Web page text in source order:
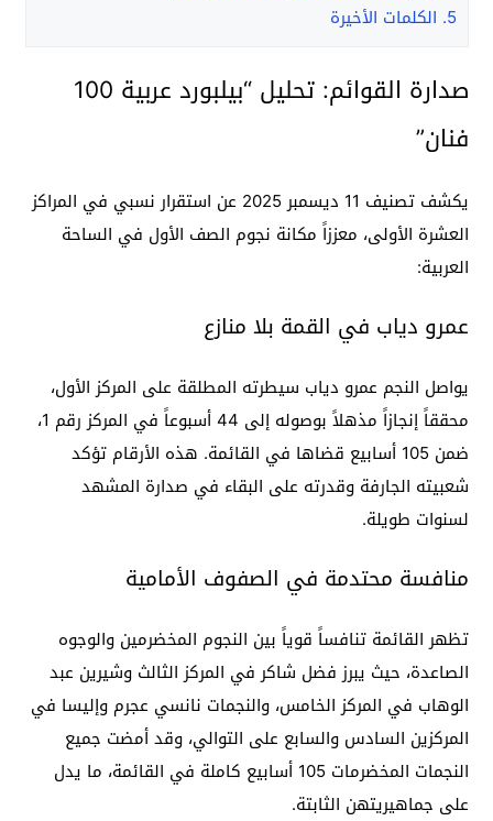
5. الكلمات الأخيرة
صدارة القوائم: تحليل “بيلبورد عربية 100
فنان”
يكشف تصنيف 11 ديسمبر 2025 عن استقرار نسبي في المراكز
العشرة الأولى، معززاً مكانة نجوم الصف الأول في الساحة
العربية:
عمرو دياب في القمة بلا منازع
يواصل النجم عمرو دياب سيطرته المطلقة على المركز الأول،
محققاً إنجازاً مذهلاً بوصوله إلى 44 أسبوعاً في المركز رقم 1،
ضمن 105 أسابيع قضاها في القائمة. هذه الأرقام تؤكد
شعبيته الجارفة وقدرته على البقاء في صدارة المشهد
لسنوات طويلة.
منافسة محتدمة في الصفوف الأمامية
تظهر القائمة تنافساً قوياً بين النجوم المخضرمين والوجوه
الصاعدة، حيث يبرز فضل شاكر في المركز الثالث وشيرين عبد
الوهاب في المركز الخامس، والنجمات نانسي عجرم وإليسا في
المركزين السادس والسابع على التوالي، وقد أمضت جميع
النجمات المخضرمات 105 أسابيع كاملة في القائمة، ما يدل
على جماهيريتهن الثابتة.